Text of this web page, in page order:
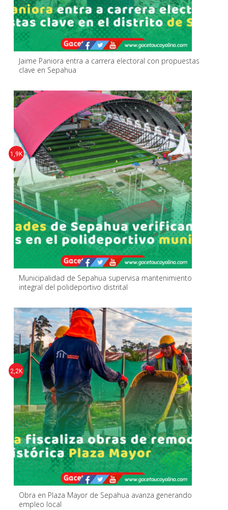
Jaime Paniora entra a carrera electoral con propuestas
clave en Sepahua
Municipalidad de Sepahua supervisa mantenimiento
integral del polideportivo distrital
1,9K
Obra en Plaza Mayor de Sepahua avanza generando
empleo local
2,2K